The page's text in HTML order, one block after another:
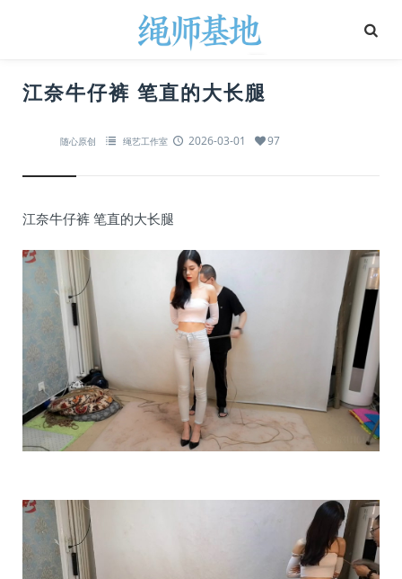
江奈牛仔裤 笔直的大长腿
随心原创 绳艺工作室 2026-03-01 97
江奈牛仔裤 笔直的大长腿